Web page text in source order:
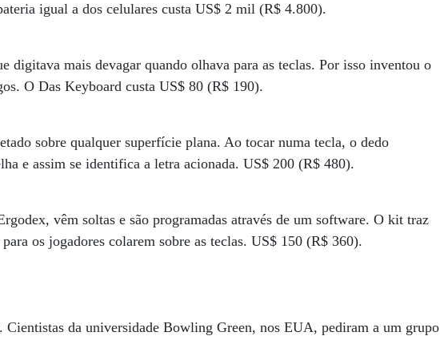
igual a dos celulares custa US$ 2 mil (R$ 4.800).
digitava mais devagar quando olhava para as teclas. Por isso inventou o
O Das Keyboard custa US$ 80 (R$ 190).
sobre qualquer superfície plana. Ao tocar numa tecla, o dedo
e assim se identifica a letra acionada. US$ 200 (R$ 480).
vêm soltas e são programadas através de um software. O kit traz
os jogadores colarem sobre as teclas. US$ 150 (R$ 360).
Cientistas da universidade Bowling Green, nos EUA, pediram a um grupo